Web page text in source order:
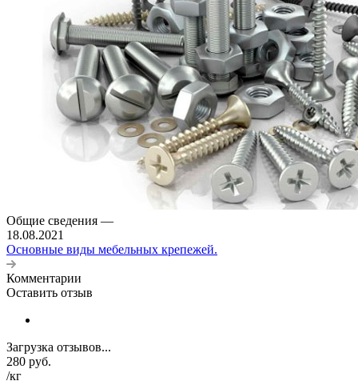
Общие сведения —
18.08.2021
Основные виды мебельных крепежей.
Комментарии
Оставить отзыв
Загрузка отзывов...
280 руб.
/кг